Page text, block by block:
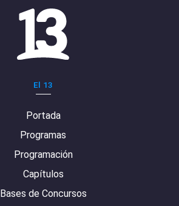
El 13
Portada
Programas
Programación
Capítulos
Bases de Concursos